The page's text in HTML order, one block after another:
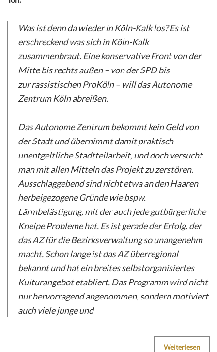
Was ist denn da wieder in Köln-Kalk los? Es ist
erschreckend was sich in Köln-Kalk
zusammenbraut. Eine konservative Front von der
Mitte bis rechts außen – von der SPD bis
zur rassistischen ProKöln – will das Autonome
Zentrum Köln abreißen.
Das Autonome Zentrum bekommt kein Geld von
der Stadt und übernimmt damit praktisch
unentgeltliche Stadtteilarbeit, und doch versucht
man mit allen Mitteln das Projekt zu zerstören.
Ausschlaggebend sind nicht etwa an den Haaren
herbeigezogene Gründe wie bspw.
Lärmbelästigung, mit der auch jede gutbürgerliche
Kneipe Probleme hat. Es ist gerade der Erfolg, der
das AZ für die Bezirksverwaltung so unangenehm
macht. Schon lange ist das AZ überregional
bekannt und hat ein breites selbstorganisiertes
Kulturangebot etabliert. Das Programm wird nicht
nur hervorragend angenommen, sondern motiviert
auch viele junge und
Weiterlesen